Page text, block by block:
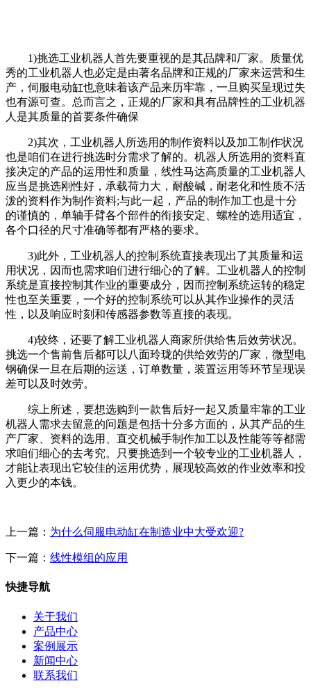
1)挑选工业机器人首先要重视的是其品牌和厂家。质量优
秀的工业机器人也必定是由著名品牌和正规的厂家来运营和生
产，伺服电动缸也意味着该产品来历牢靠，一旦购买呈现过失
也有源可查。总而言之，正规的厂家和具有品牌性的工业机器
人是其质量的首要条件确保
2)其次，工业机器人所选用的制作资料以及加工制作状况
也是咱们在进行挑选时分需求了解的。机器人所选用的资料直
接决定的产品的运用性和质量，线性马达高质量的工业机器人
应当是挑选刚性好，承载荷力大，耐酸碱，耐老化和性质不活
泼的资料作为制作资料;与此一起，产品的制作加工也是十分
的谨慎的，单轴手臂各个部件的衔接安定、螺栓的选用适宜，
各个口径的尺寸准确等都有严格的要求。
3)此外，工业机器人的控制系统直接表现出了其质量和运
用状况，因而也需求咱们进行细心的了解。工业机器人的控制
系统是直接控制其作业的重要成分，因而控制系统运转的稳定
性也至关重要，一个好的控制系统可以从其作业操作的灵活
性，以及响应时刻和传感器参数等直接的表现。
4)较终，还要了解工业机器人商家所供给售后效劳状况。
挑选一个售前售后都可以八面玲珑的供给效劳的厂家，微型电
钢确保一旦在后期的运送，订单数量，装置运用等环节呈现误
差可以及时效劳。
综上所述，要想选购到一款售后好一起又质量牢靠的工业
机器人需求去留意的问题是包括十分多方面的，从其产品的生
产厂家、资料的选用、直交机械手制作加工以及性能等等都需
求咱们细心的去考究。只要挑选到一个较专业的工业机器人，
才能让表现出它较佳的运用优势，展现较高效的作业效率和投
入更少的本钱。
上一篇： 为什么伺服电动缸在制造业中大受欢迎?
下一篇： 线性模组的应用
快捷导航
关于我们
产品中心
案例展示
新闻中心
联系我们